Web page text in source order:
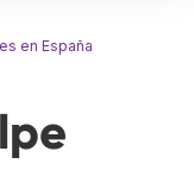
en España